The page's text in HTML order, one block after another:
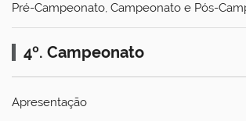
Pré-Campeonato, Campeonato e Pós-
4º. Campeonato
Apresentação